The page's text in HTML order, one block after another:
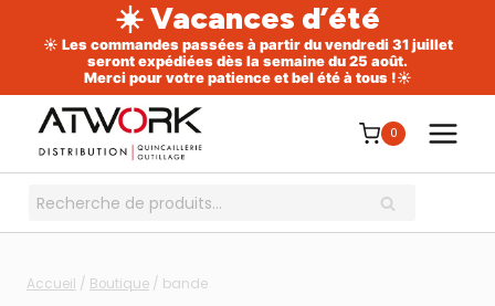
☀️ Vacances d’été
☀️ Les commandes passées à partir du vendredi 31 juillet
seront expédiées dès la semaine du 25 août.
Merci pour votre patience et bel été à tous !☀️
contenu
0
Recherche
RECHERCHE
Accueil / Boutique / bande